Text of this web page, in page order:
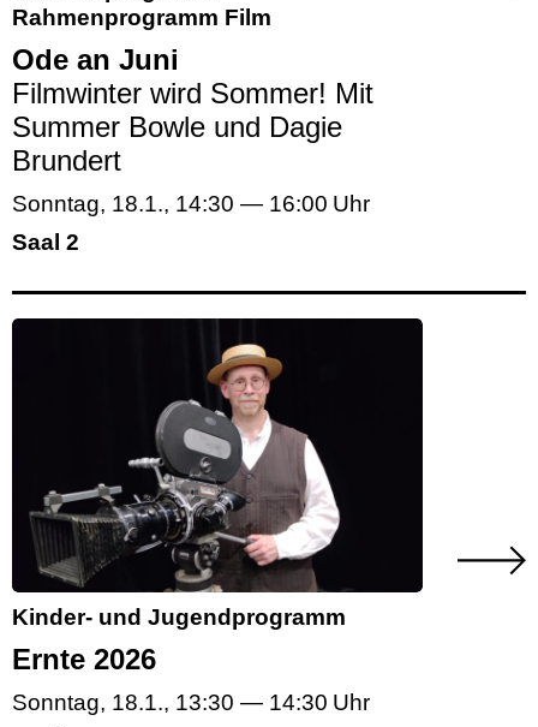
Rahmenprogramm Film
Ode an Juni
Filmwinter wird Sommer! Mit
Summer Bowle und Dagie
Brundert
Sonntag, 18.1., 14:30 — 16:00
Saal 2
Kinder- und Jugendprogramm
Ernte 2026
Sonntag, 18.1., 13:30 — 14:30